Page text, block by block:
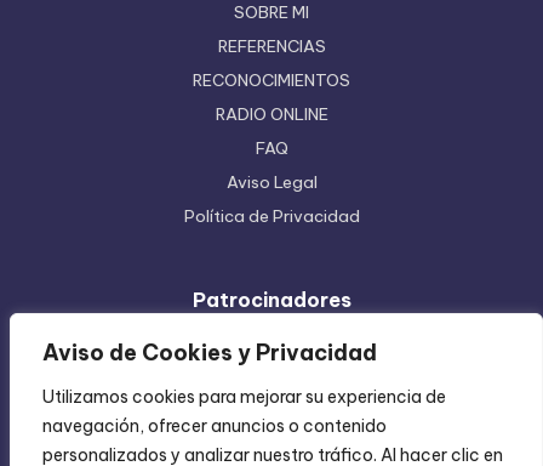
Aviso de Cookies y Privacidad
Utilizamos cookies para mejorar su experiencia de
navegación, ofrecer anuncios o contenido
personalizados y analizar nuestro tráfico. Al hacer clic en
SOBRE MI
REFERENCIAS
RECONOCIMIENTOS
RADIO ONLINE
FAQ
Aviso Legal
Política de Privacidad
Patrocinadores
Ferretera Centenario de Monterrey
Inyección de Plástico
Mundo Impreso
Directorio de Coatzintla